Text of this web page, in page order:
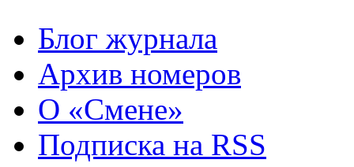
Блог журнала
Архив номеров
О «Смене»
Подписка на RSS